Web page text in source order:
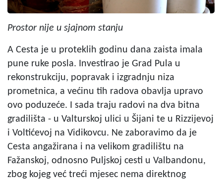
Prostor nije u sjajnom stanju
A Cesta je u proteklih godinu dana zaista imala
pune ruke posla. Investirao je Grad Pula u
rekonstrukciju, popravak i izgradnju niza
prometnica, a većinu tih radova obavlja upravo
ovo poduzeće. I sada traju radovi na dva bitna
gradilišta - u Valturskoj ulici u Šijani te u Rizzijevoj
i Voltićevoj na Vidikovcu. Ne zaboravimo da je
Cesta angažirana i na velikom gradilištu na
Fažanskoj, odnosno Puljskoj cesti u Valbandonu,
zbog kojeg već treći mjesec nema direktnog